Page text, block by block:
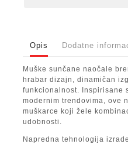
Opis Dodatne
Muške sunčane naočale
hrabar dizajn, dinamičan
funkcionalnost. Inspirisane
modernim trendovima, ove
muškarce koji žele
udobnosti.
Napredna tehnologija